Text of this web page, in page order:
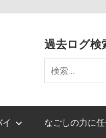
過去ログ検
索:
なごしの力に